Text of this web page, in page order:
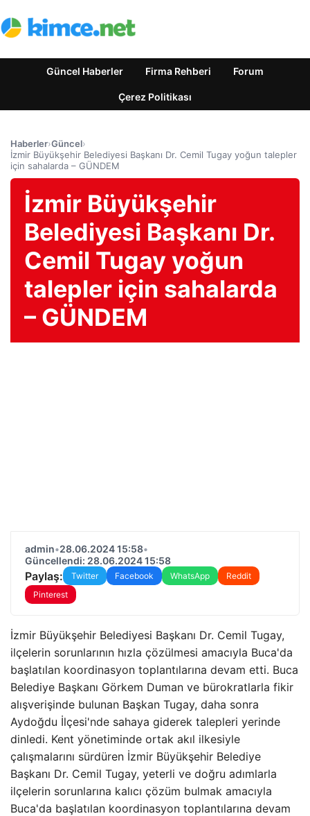
Güncel Haberler Firma Rehberi Forum
Çerez Politikası
Haberler›Güncel›
İzmir Büyükşehir Belediyesi Başkanı Dr. Cemil Tugay yoğun talepler
için sahalarda – GÜNDEM
İzmir Büyükşehir
Belediyesi Başkanı Dr.
Cemil Tugay yoğun
talepler için sahalarda
– GÜNDEM
admin•28.06.2024 15:58•
Güncellendi: 28.06.2024 15:58
Paylaş: Twitter Facebook WhatsApp
Reddit
Pinterest
İzmir Büyükşehir Belediyesi Başkanı Dr. Cemil Tugay,
ilçelerin sorunlarının hızla çözülmesi amacıyla Buca'da
başlatılan koordinasyon toplantılarına devam etti. Buca
Belediye Başkanı Görkem Duman ve bürokratlarla fikir
alışverişinde bulunan Başkan Tugay, daha sonra
Aydoğdu İlçesi'nde sahaya giderek talepleri yerinde
dinledi. Kent yönetiminde ortak akıl ilkesiyle
çalışmalarını sürdüren İzmir Büyükşehir Belediye
Başkanı Dr. Cemil Tugay, yeterli ve doğru adımlarla
ilçelerin sorunlarına kalıcı çözüm bulmak amacıyla
Buca'da başlatılan koordinasyon toplantılarına devam